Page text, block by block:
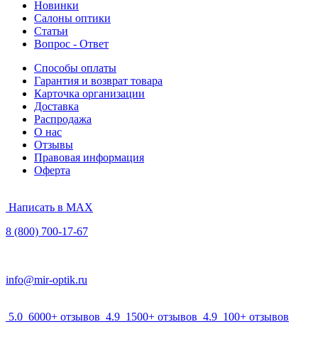
Новинки
Салоны оптики
Статьи
Вопрос - Ответ
Способы оплаты
Гарантия и возврат товара
Карточка организации
Доставка
Распродажа
О нас
Отзывы
Правовая информация
Оферта
Написать в MAX
8 (800) 700-17-67
info@mir-optik.ru
5.0 6000+ отзывов 4.9 1500+ отзывов 4.9 100+ отзывов